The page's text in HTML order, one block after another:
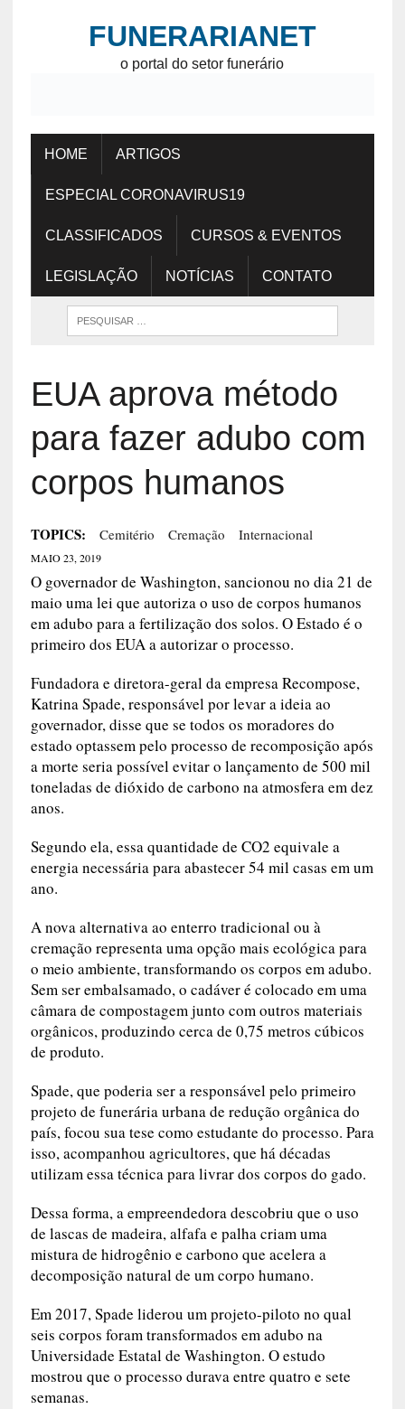
FUNERARIANET
o portal do setor funerário
HOME ARTIGOS
ESPECIAL CORONAVIRUS19
CLASSIFICADOS CURSOS & EVENTOS
LEGISLAÇÃO NOTÍCIAS CONTATO
EUA aprova método
para fazer adubo com
corpos humanos
TOPICS: Cemitério Cremação Internacional
MAIO 23, 2019
O governador de Washington, sancionou no dia 21 de
maio uma lei que autoriza o uso de corpos humanos
em adubo para a fertilização dos solos. O Estado é o
primeiro dos EUA a autorizar o processo.
Fundadora e diretora-geral da empresa Recompose,
Katrina Spade, responsável por levar a ideia ao
governador, disse que se todos os moradores do
estado optassem pelo processo de recomposição após
a morte seria possível evitar o lançamento de 500 mil
toneladas de dióxido de carbono na atmosfera em dez
anos.
Segundo ela, essa quantidade de CO2 equivale a
energia necessária para abastecer 54 mil casas em um
ano.
A nova alternativa ao enterro tradicional ou à
cremação representa uma opção mais ecológica para
o meio ambiente, transformando os corpos em adubo.
Sem ser embalsamado, o cadáver é colocado em uma
câmara de compostagem junto com outros materiais
orgânicos, produzindo cerca de 0,75 metros cúbicos
de produto.
Spade, que poderia ser a responsável pelo primeiro
projeto de funerária urbana de redução orgânica do
país, focou sua tese como estudante do processo. Para
isso, acompanhou agricultores, que há décadas
utilizam essa técnica para livrar dos corpos do gado.
Dessa forma, a empreendedora descobriu que o uso
de lascas de madeira, alfafa e palha criam uma
mistura de hidrogênio e carbono que acelera a
decomposição natural de um corpo humano.
Em 2017, Spade liderou um projeto-piloto no qual
seis corpos foram transformados em adubo na
Universidade Estatal de Washington. O estudo
mostrou que o processo durava entre quatro e sete
semanas.